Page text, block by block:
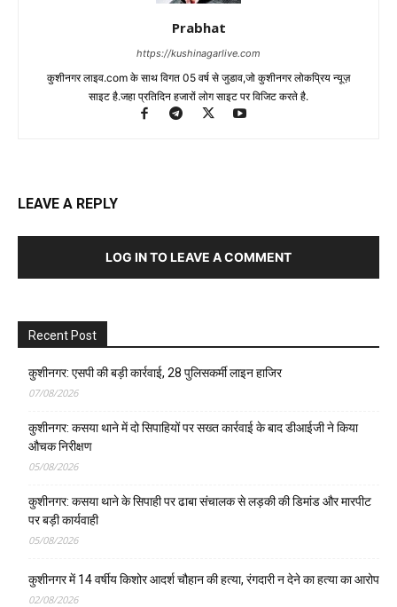
Prabhat
https://kushinagarlive.com
कुशीनगर लाइव.com के साथ विगत 05 वर्ष से जुडाव,जो कुशीनगर लोकप्रिय न्यूज़
साइट है.जहा प्रतिदिन हजारों लोग साइट पर विजिट करते है.
LEAVE A REPLY
LOG IN TO LEAVE A COMMENT
Recent Post
कुशीनगर: एसपी की बड़ी कार्रवाई, 28 पुलिसकर्मी लाइन हाजिर
07/08/2026
कुशीनगर: कसया थाने में दो सिपाहियों पर सख्त कार्रवाई के बाद डीआईजी ने किया
औचक निरीक्षण
05/08/2026
कुशीनगर: कसया थाने के सिपाही पर ढाबा संचालक से लड़की की डिमांड और मारपीट
पर बड़ी कार्यवाही
05/08/2026
कुशीनगर में 14 वर्षीय किशोर आदर्श चौहान की हत्या, रंगदारी न देने का हत्या का आरोप
02/08/2026